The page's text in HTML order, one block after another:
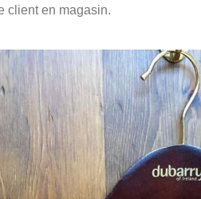
client en magasin.